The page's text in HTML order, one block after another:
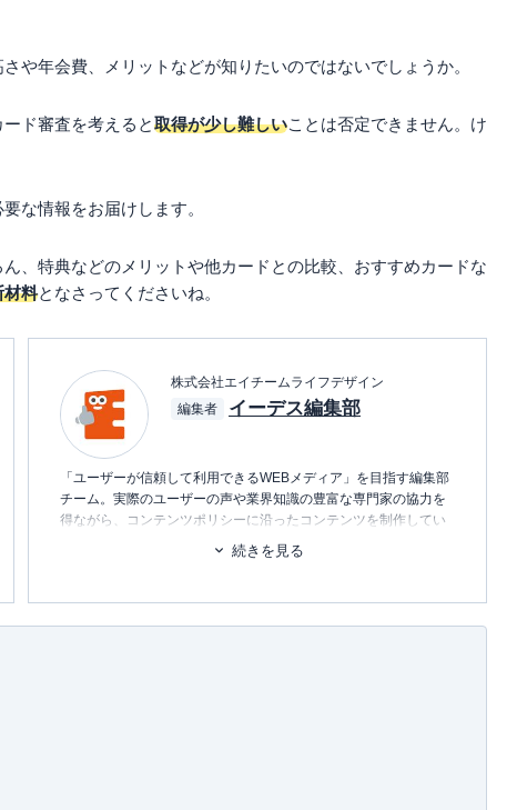
や年会費、メリットなどが知りたいのではないでしょうか。
ド審査を考えると取得が少し難しいことは否定できません。け
な情報をお届けします。
、特典などのメリットや他カードとの比較、おすすめカードな
材料となさってくださいね。
株式会社エイチームライフデザイン
編集者
イーデス編集部
「ユーザーが信頼して利用できるWEBメディア」を目指す編集部
チーム。実際のユーザーの声や業界知識の豊富な専門家の協力を
得ながら、コンテンツポリシーに沿ったコンテンツを制作してい
ます。暮らしに関するトピックを中心に、読者の「まよい」を解
消し、最適な選択を支援するためのコンテンツを制作中です。
■書籍
初心者でもわかる！お金に関するアレコレの選び方BOOK
続きを見る